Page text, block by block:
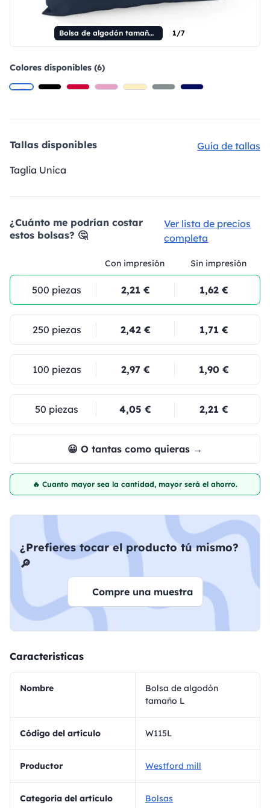
Bolsa de algodón tamaño L 1/7
Colores disponibles (6)
Tallas disponibles
Guía de tallas
Taglia Unica
¿Cuánto me podrían costar
estos bolsas? 🤔
Ver lista de precios
completa
Con impresión Sin impresión
500 piezas 2,21 € 1,62 €
250 piezas 2,42 € 1,71 €
100 piezas 2,97 € 1,90 €
50 piezas 4,05 € 2,21 €
😀 O tantas como quieras →
🔥 Cuanto mayor sea la cantidad, mayor será el ahorro.
¿Prefieres tocar el producto tú mismo?
🔎
Compre una muestra
Caracteristicas
Nombre
Bolsa de algodón
tamaño L
Código del artículo W115L
Productor Westford mill
Categoría del artículo Bolsas